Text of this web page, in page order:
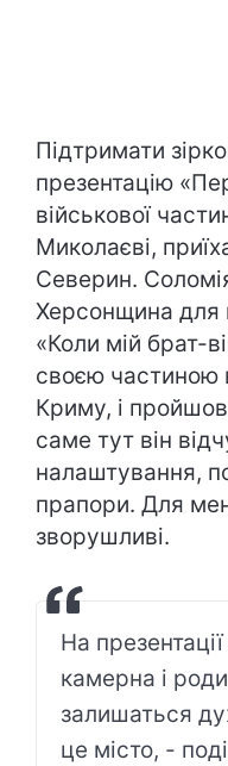
Підтримати
презентацію
військової
Миколаєві,
Северин.
Херсонщина для
«Коли мій брат-
своєю частиною
Криму, і
саме тут він
налаштування,
прапори. Для
зворушливі.
На
камерна і
залишаться
це місто, -